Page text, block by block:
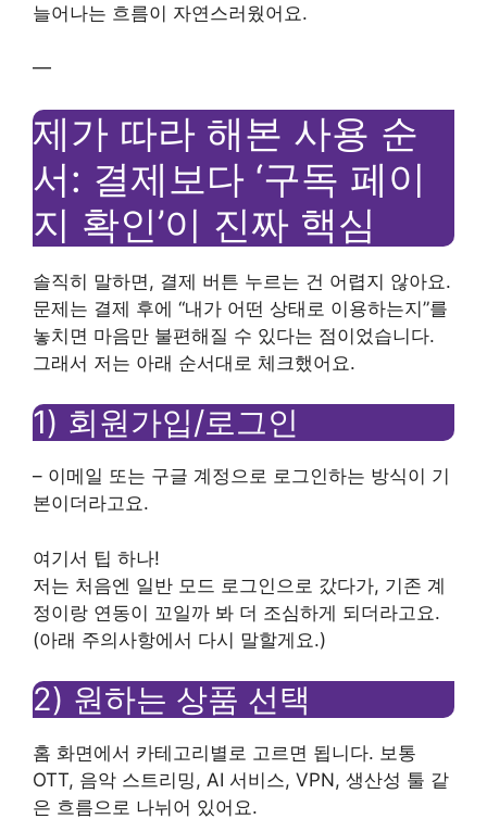
늘어나는 흐름이 자연스러웠어요.
—
제가 따라 해본 사용 순
서: 결제보다 ‘구독 페이
지 확인’이 진짜 핵심
솔직히 말하면, 결제 버튼 누르는 건 어렵지 않아요.
문제는 결제 후에 “내가 어떤 상태로 이용하는지”를
놓치면 마음만 불편해질 수 있다는 점이었습니다.
그래서 저는 아래 순서대로 체크했어요.
1) 회원가입/로그인
– 이메일 또는 구글 계정으로 로그인하는 방식이 기
본이더라고요.
여기서 팁 하나!
저는 처음엔 일반 모드 로그인으로 갔다가, 기존 계
정이랑 연동이 꼬일까 봐 더 조심하게 되더라고요.
(아래 주의사항에서 다시 말할게요.)
2) 원하는 상품 선택
홈 화면에서 카테고리별로 고르면 됩니다. 보통
OTT, 음악 스트리밍, AI 서비스, VPN, 생산성 툴 같
은 흐름으로 나뉘어 있어요.